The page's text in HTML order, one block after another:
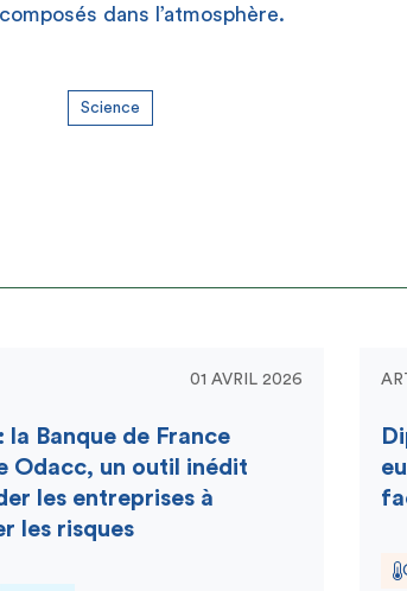
dans l’atmosphère.
Science
01 AVRIL 2026
la Banque de France
Odacc, un outil inédit
les entreprises à
les risques